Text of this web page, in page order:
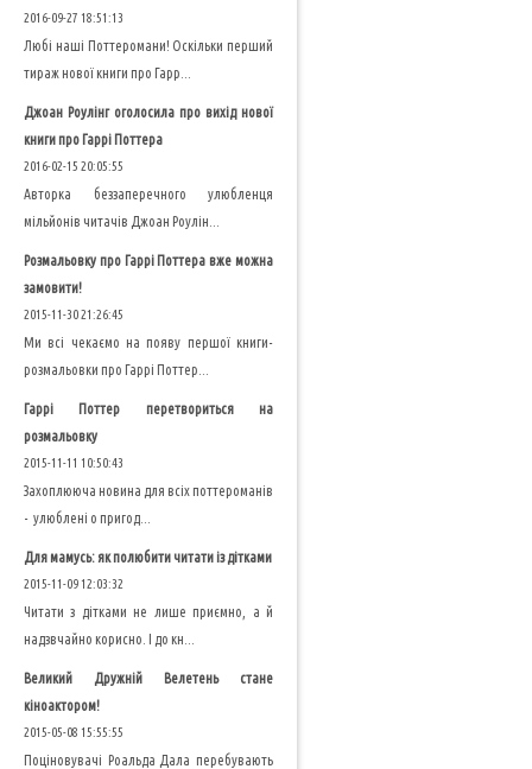
2016-09-27 18:51:13
Любі наші Поттеромани! Оскільки перший
тираж нової книги про Гарр...
Джоан Роулінг оголосила про вихід нової
книги про Гаррі Поттера
2016-02-15 20:05:55
Авторка беззаперечного улюбленця
мільйонів читачів Джоан Роулін...
Розмальовку про Гаррі Поттера вже можна
замовити!
2015-11-30 21:26:45
Ми всі чекаємо на появу першої книги-
розмальовки про Гаррі Поттер...
Гаррі Поттер перетвориться на
розмальовку
2015-11-11 10:50:43
Захоплююча новина для всіх поттероманів
- улюблені о пригод...
Для мамусь: як полюбити читати із дітками
2015-11-09 12:03:32
Читати з дітками не лише приємно, а й
надзвчайно корисно. І до кн...
Великий Дружній Велетень стане
кіноактором!
2015-05-08 15:55:55
Поціновувачі Роальда Дала перебувають